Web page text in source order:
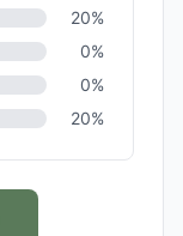
20%
0%
0%
20%